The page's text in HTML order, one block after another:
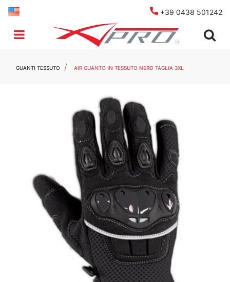
+39 0438 501242
Open menu
GUANTI TESSUTO AIR GUANTO IN TESSUTO NERO TAGLIA 3XL